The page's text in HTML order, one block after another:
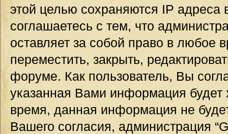
этой целью сохраняются IP
соглашаетесь с тем, что
оставляет за собой право в любое
переместить, закрыть,
форуме. Как пользователь, Вы
указанная Вами информация будет
время, данная информация не
Вашего согласия, администрация